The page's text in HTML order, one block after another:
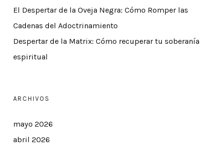
El Despertar de la Oveja Negra: Cómo Romper las
Cadenas del Adoctrinamiento
Despertar de la Matrix: Cómo recuperar tu soberanía
espiritual
ARCHIVOS
mayo 2026
abril 2026